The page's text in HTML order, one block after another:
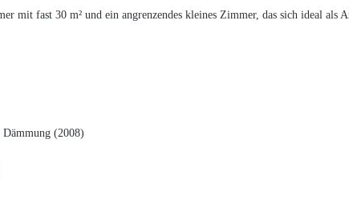
mit fast 30 m² und ein angrenzendes kleines Zimmer, das sich ideal als
Dämmung (2008)